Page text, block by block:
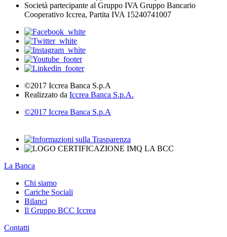
Società partecipante al Gruppo IVA Gruppo Bancario
Cooperativo Iccrea, Partita IVA 15240741007
©2017 Iccrea Banca S.p.A
Realizzato da Iccrea Banca S.p.A.
©2017 Iccrea Banca S.p.A
La Banca
Chi siamo
Cariche Sociali
Bilanci
Il Gruppo BCC Iccrea
Contatti